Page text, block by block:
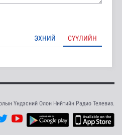
ЭХНИЙ СҮҮЛИЙН
Үндэсний Олон Нийтийн Радио Телевиз.